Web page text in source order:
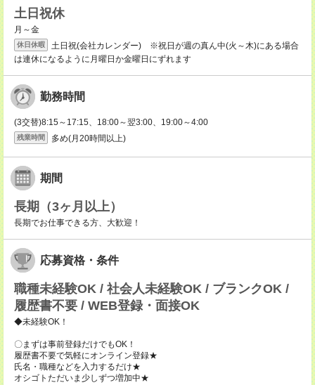
土日祝休
月～金
休日休暇
土日祝(会社カレンダー) ※祝日が週の真ん中(火～木)にある場合
は連休になるように月曜日か金曜日にずれます
勤務時間
(3交替)8:15～17:15、18:00～翌3:00、19:00～4:00
残業時間 多め(月20時間以上)
期間
長期（3ヶ月以上）
長期でお仕事できる方、大歓迎！
応募資格・条件
職種未経験OK / 社会人未経験OK / ブランクOK /
履歴書不要 / WEB登録・面接OK
◆未経験OK！
〇まずは事前登録だけでもOK！
履歴書不要で気軽にオンライン登録★
氏名・職種などを入力するだけ★
オシゴトただいま少しずつ増加中★